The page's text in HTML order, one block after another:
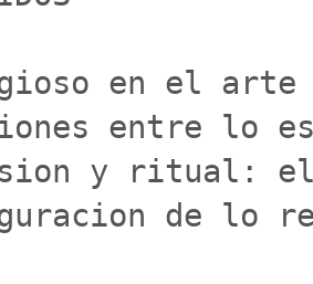
en el arte
entre lo
y ritual:
de lo